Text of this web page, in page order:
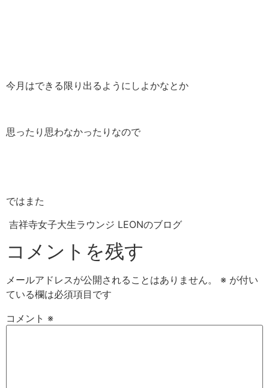
今月はできる限り出るようにしよかなとか
思ったり思わなかったりなので
ではまた
吉祥寺女子大生ラウンジ LEONのブログ
コメントを残す
メールアドレスが公開されることはありません。 ※ が付い
ている欄は必須項目です
コメント ※